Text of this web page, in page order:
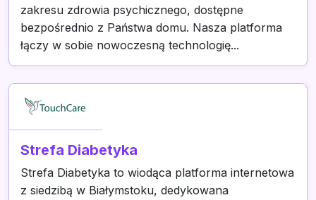
zakresu zdrowia psychicznego, dostępne
bezpośrednio z Państwa domu. Nasza platforma
łączy w sobie nowoczesną technologię...
Strefa Diabetyka
Strefa Diabetyka to wiodąca platforma internetowa
z siedzibą w Białymstoku, dedykowana